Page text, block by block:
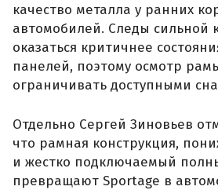
качество металла у ранних
автомобилей. Следы сильной
оказаться критичнее
панелей, поэтому осмотр
ограничивать доступными
Отдельно Сергей Зиновьев
что рамная конструкция,
и жестко подключаемый
превращают Sportage в